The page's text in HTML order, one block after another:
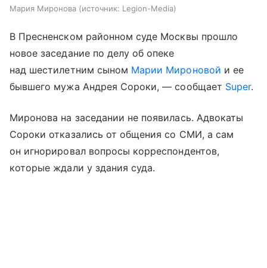
Мария Миронова источник: Legion-Media
В Пресненском районном суде Москвы прошло
новое заседание по делу об опеке
над шестилетним сыном Марии Мироновой и ее
бывшего мужа Андрея Сороки, — сообщает Super.
Миронова на заседании не появилась. Адвокаты
Сороки отказались от общения со СМИ, а сам
он игнорировал вопросы корреспондентов,
которые ждали у здания суда.